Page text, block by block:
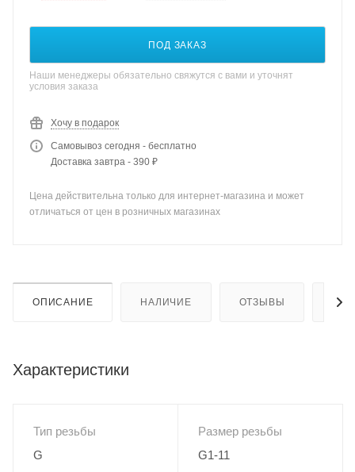
ПОД ЗАКАЗ
Наши менеджеры обязательно свяжутся с вами и уточнят
условия заказа
Хочу в подарок
Самовывоз сегодня - бесплатно
Доставка завтра - 390 ₽
Цена действительна только для интернет-магазина и может
отличаться от цен в розничных магазинах
ОПИСАНИЕ НАЛИЧИЕ ОТЗЫВЫ
Характеристики
Тип резьбы
G
Размер резьбы
G1-11